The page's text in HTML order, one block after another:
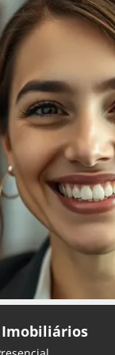
Imobiliários